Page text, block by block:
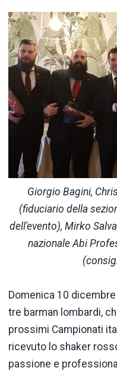
Giorgio Bagini,
(fiduciario della
dell'evento), Mirko
nazionale Abi
Domenica 10
tre barman lombardi,
prossimi Campionati
ricevuto lo shaker
passione e